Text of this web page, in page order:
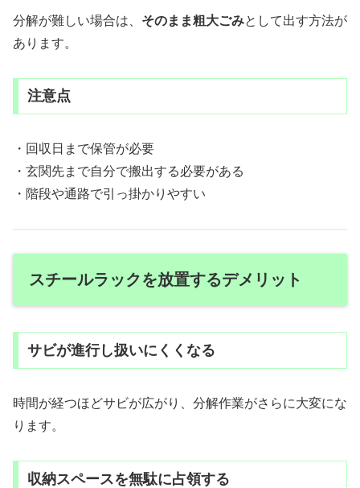
分解が難しい場合は、 そのまま粗大ごみとして出す方法が
あります。
注意点
・回収日まで保管が必要
・玄関先まで自分で搬出する必要がある
・階段や通路で引っ掛かりやすい
スチールラックを放置するデメリット
サビが進行し扱いにくくなる
時間が経つほどサビが広がり、分解作業がさらに大変にな
ります。
収納スペースを無駄に占領する